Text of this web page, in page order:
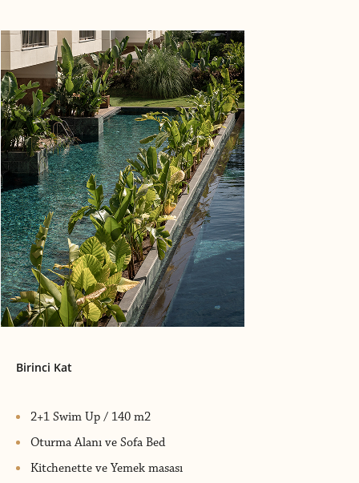
Birinci Kat
2+1 Swim Up / 140 m2
Oturma Alanı ve Sofa Bed
Kitchenette ve Yemek masası